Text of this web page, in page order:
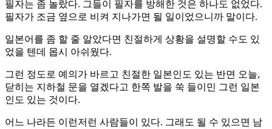
필자는 좀 놀랐다. 그들이 필자를 방해한 것은 하나도 없었다.
필자가 조금 옆으로 비켜 지나가면 될 일이었으니까 말이다.
일본어를 좀 할 줄 알았다면 친절하게 상황을 설명할 수도 있
었을 텐데 몹시 아쉬웠다.
그런 정도로 예의가 바르고 친절한 일본인도 있는 반면 오늘,
닫히는 지하철 문을 열겠다고 한쪽 발을 쑥 들이민 그런 일본
인도 있는 것이다.
어느 나라든 이런저런 사람들이 있다. 그래도 될 수 있으면 남